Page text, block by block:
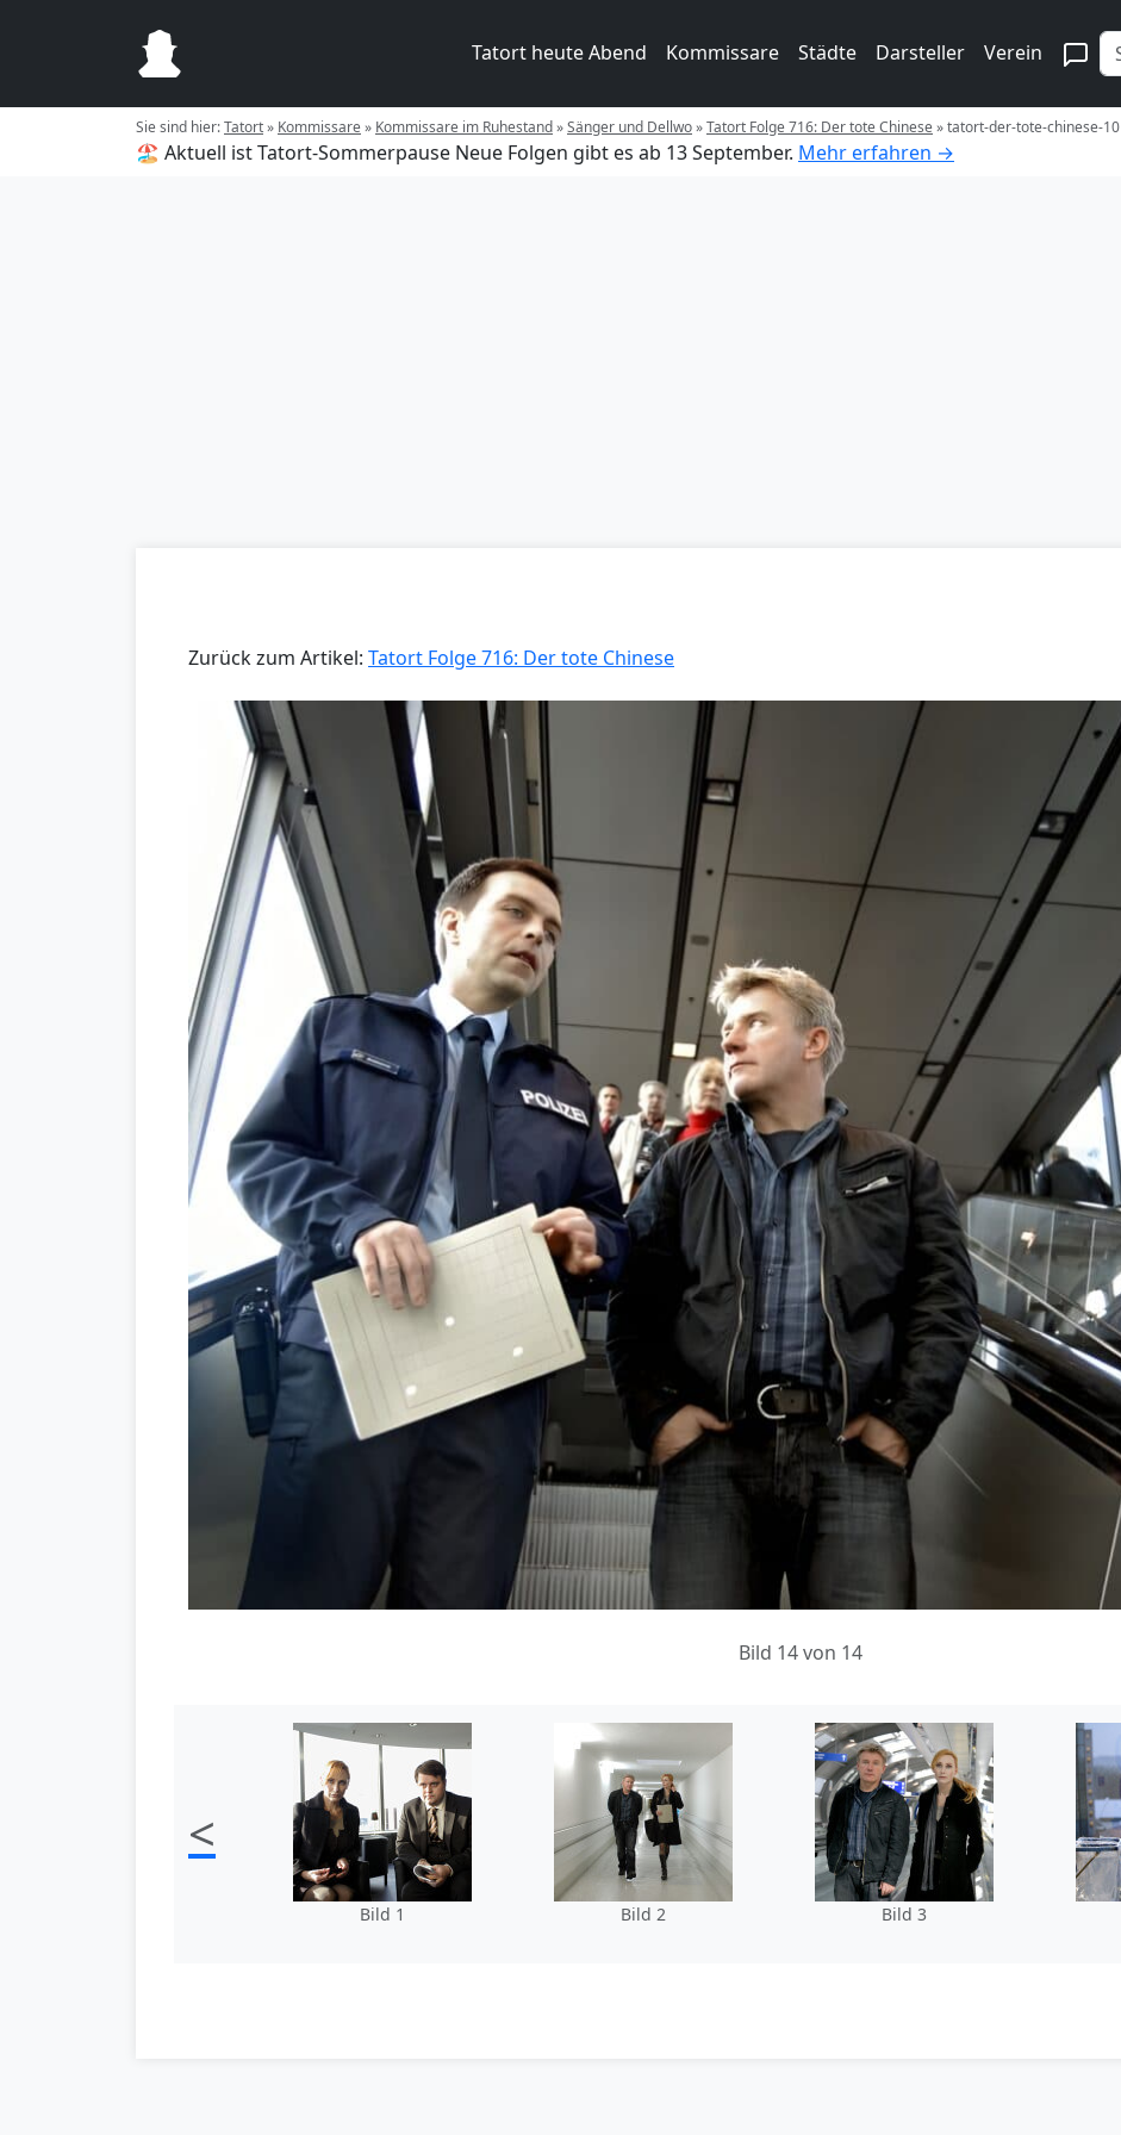
Tatort heute Abend Kommissare Städte Darsteller Verein
Sie sind hier:Tatort» Kommissare» Kommissare im Ruhestand»Sänger und Dellwo»Tatort Folge 716: Der tote Chinese»tatort-der-tote-chinese-10
🏖️ Aktuell ist Tatort-Sommerpause Neue Folgen gibt es ab 13 September. Mehr erfahren →
Zurück zum Artikel: Tatort Folge 716: Der tote Chinese
Bild 14 von 14
<
Bild 1 Bild 2 Bild 3